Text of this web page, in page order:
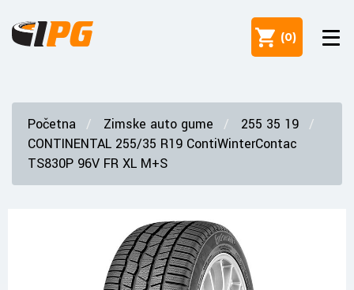
(0)
Početna Zimske auto gume
255 35 19
CONTINENTAL 255/35 R19 ContiWinterContac
TS830P 96V FR XL M+S